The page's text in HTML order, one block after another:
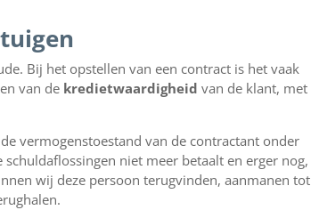
Bij het opstellen van een contract is het vaak
van de kredietwaardigheid van de klant, met
vermogenstoestand van de contractant onder
niet meer betaalt en erger nog,
wij deze persoon terugvinden, aanmanen tot